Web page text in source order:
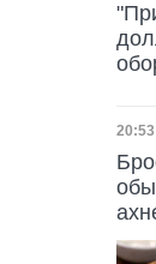
20:53